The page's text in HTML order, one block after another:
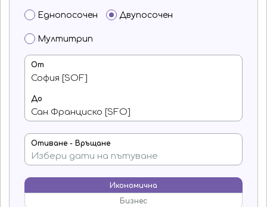
Еднопосочен Двупосочен
Мултитрип
От
До
Отиване - Връщане
Икономична
Бизнес